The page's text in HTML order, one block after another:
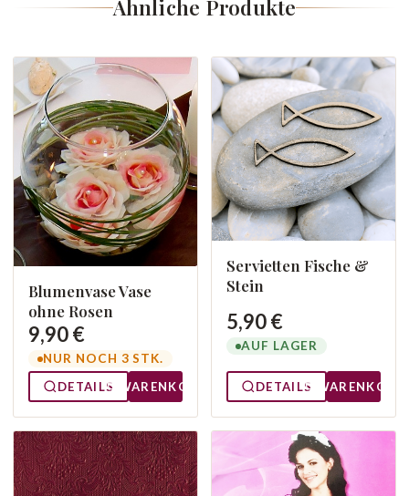
Ähnliche Produkte
Blumenvase Vase
ohne Rosen
9,90 €
NUR NOCH 3 STK.
DETAILS
WARENKORB
Servietten Fische &
Stein
5,90 €
AUF LAGER
DETAILS WARENKORB